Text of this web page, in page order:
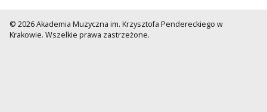
© 2026 Akademia Muzyczna im. Krzysztofa Pendereckiego w
Krakowie. Wszelkie prawa zastrzeżone.